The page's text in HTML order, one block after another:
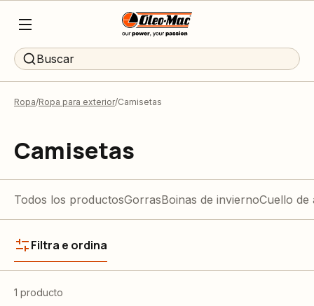
Buscar
Ropa Ropa para exterior Camisetas
Camisetas
Todos los productosGorrasBoinas de inviernoCuello de
Filtra e ordina
1 producto